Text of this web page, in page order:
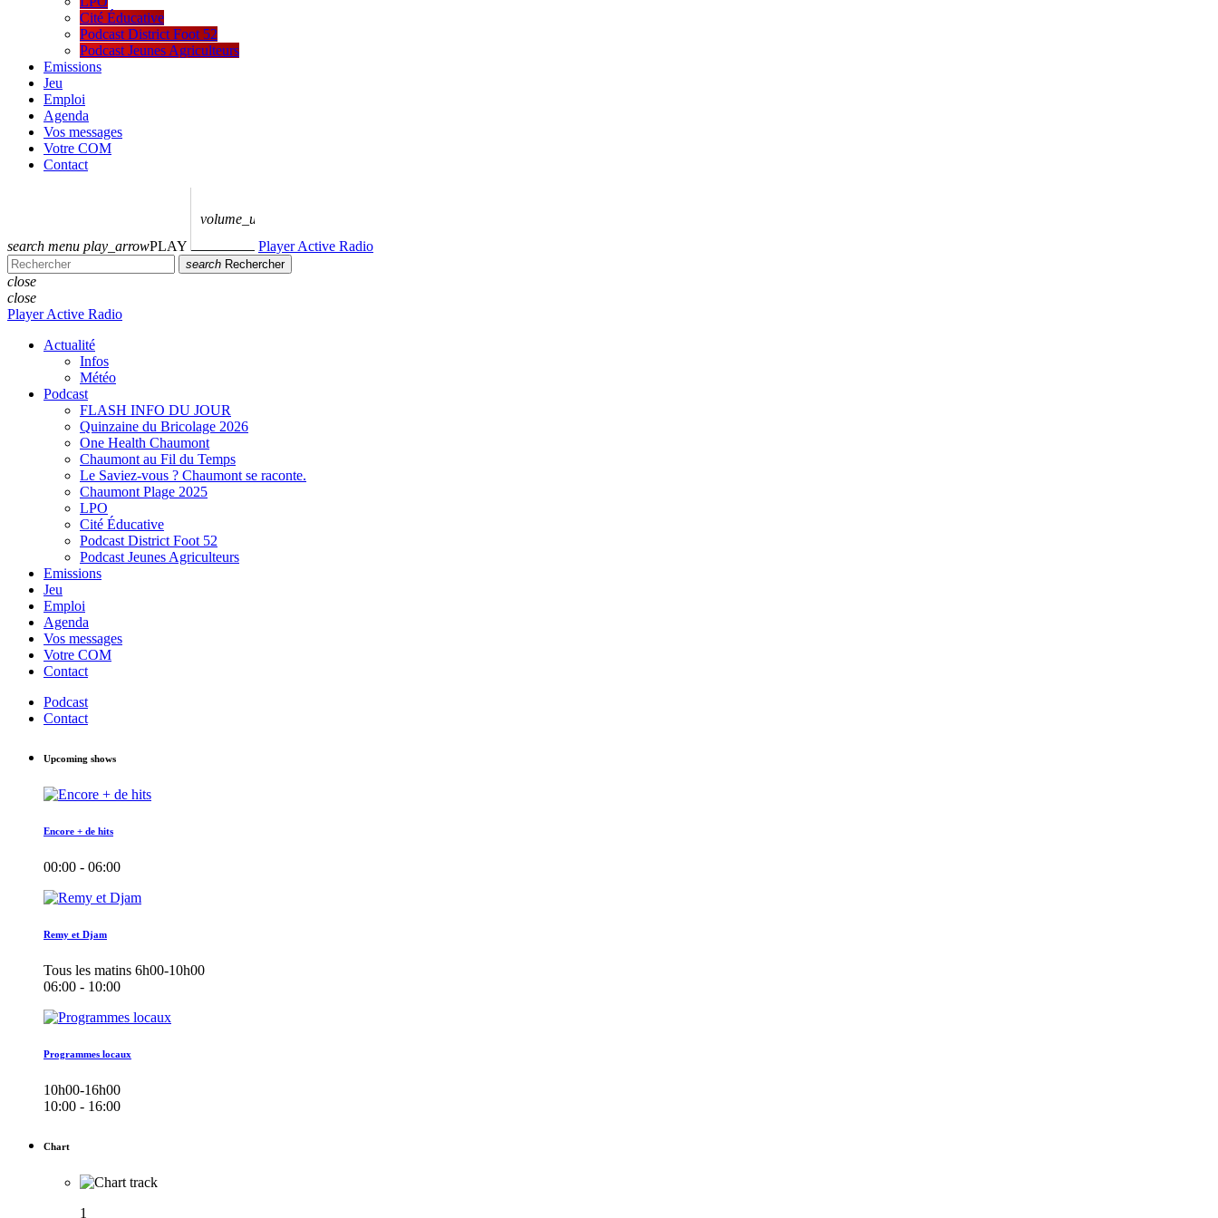
Cité Éducative
Podcast District Foot 52
Podcast Jeunes Agriculteurs
Emissions
Jeu
Emploi
Agenda
Vos messages
Votre COM
Contact
search menu play_arrowPLAY
volume_up
Player Active Radio
search Rechercher
close
close
Player Active Radio
Actualité
Infos
Météo
Podcast
FLASH INFO DU JOUR
Quinzaine du Bricolage 2026
One Health Chaumont
Chaumont au Fil du Temps
Le Saviez-vous ? Chaumont se raconte.
Chaumont Plage 2025
LPO
Cité Éducative
Podcast District Foot 52
Podcast Jeunes Agriculteurs
Emissions
Jeu
Emploi
Agenda
Vos messages
Votre COM
Contact
Podcast
Contact
Upcoming shows
Encore + de hits
00:00 - 06:00
Remy et Djam
Tous les matins 6h00-10h00
06:00 - 10:00
Programmes locaux
10h00-16h00
10:00 - 16:00
Chart
1